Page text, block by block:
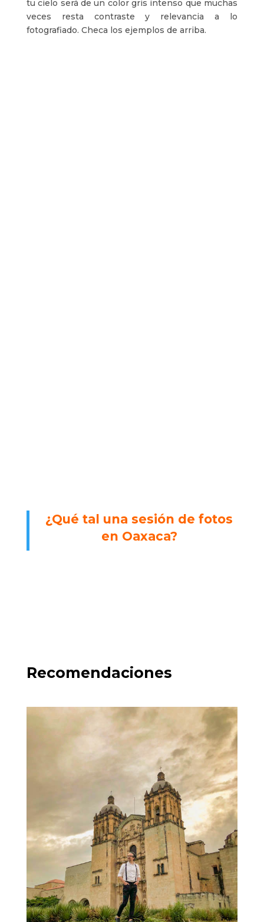
tu cielo será de un color gris intenso que muchas
veces resta contraste y relevancia a lo
fotografiado. Checa los ejemplos de arriba.
¿Qué tal una sesión de fotos
en Oaxaca?
Recomendaciones